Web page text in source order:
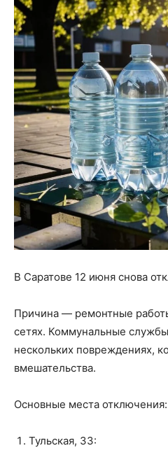
В Саратове 12 июня снова
Причина — ремонтные
сетях. Коммунальные
нескольких повреждениях,
вмешательства.
Основные места отключения:
Тульская, 33: